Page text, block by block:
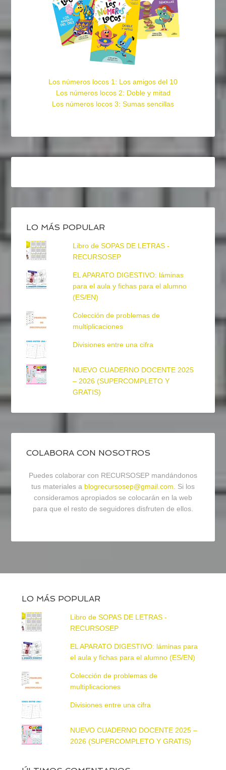
Los números locos 1: Los amigos del 10
Los números locos 2: Doble y mitad
Los números locos 3: Sumas sencillas
LO MÁS POPULAR
Libro de SOPAS DE LETRAS -
RECURSOSEP
EL APARATO DIGESTIVO: láminas
para el aula y fichas para el alumno
(ES/EN)
Colección de problemas de
multiplicaciones
Divisiones entre una cifra
NUEVO CUADERNO DOCENTE 2025
– 2026 (SUPERCOMPLETO Y
GRATIS)
COLABORA CON NOSOTROS
Puedes colaborar con RECURSOSEP mandándonos
tus materiales a blogrecursosep@gmail.com. Si los
consideramos apropiados se colocarán en la web
para que el resto de seguidores disfruten de ellos.
LO MÁS POPULAR
Libro de SOPAS DE LETRAS -
RECURSOSEP
EL APARATO DIGESTIVO: láminas para
el aula y fichas para el alumno (ES/EN)
Colección de problemas de
multiplicaciones
Divisiones entre una cifra
NUEVO CUADERNO DOCENTE 2025 –
2026 (SUPERCOMPLETO Y GRATIS)